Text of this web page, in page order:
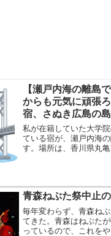
【瀬戸内海の離島
からも元気に頑張
宿、さぬき広島の
り」に行ってきた話
私が在籍していた大学
ている宿が、瀬戸内海
す。場所は、香川県丸
なっています。お風呂
青森ねぶた祭中止
毎年変わらず、青森ね
てきた。青森はねぶた
っているので、これをや